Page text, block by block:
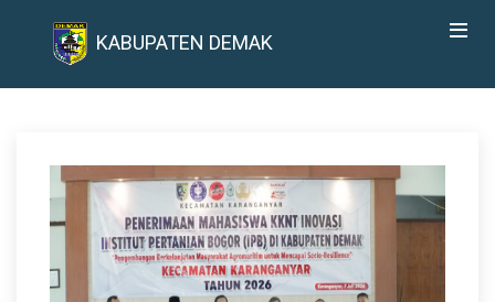
KABUPATEN DEMAK